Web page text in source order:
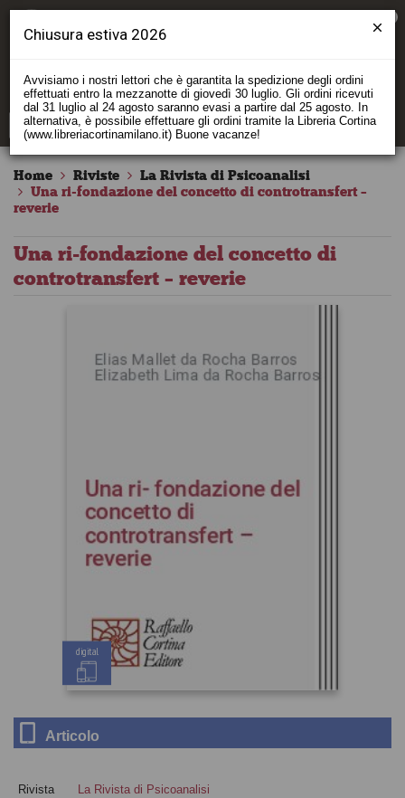
Home Riviste
La Rivista di Psicoanalisi
Una ri-fondazione del concetto di controtransfert –
reverie
Una ri-fondazione del concetto di
controtransfert – reverie
digital
Articolo
Rivista La Rivista di Psicoanalisi
Chiusura estiva 2026
Avvisiamo i nostri lettori che è garantita la spedizione degli ordini
effettuati entro la mezzanotte di giovedì 30 luglio. Gli ordini ricevuti
dal 31 luglio al 24 agosto saranno evasi a partire dal 25 agosto. In
alternativa, è possibile effettuare gli ordini tramite la Libreria Cortina
(www.libreriacortinamilano.it) Buone vacanze!